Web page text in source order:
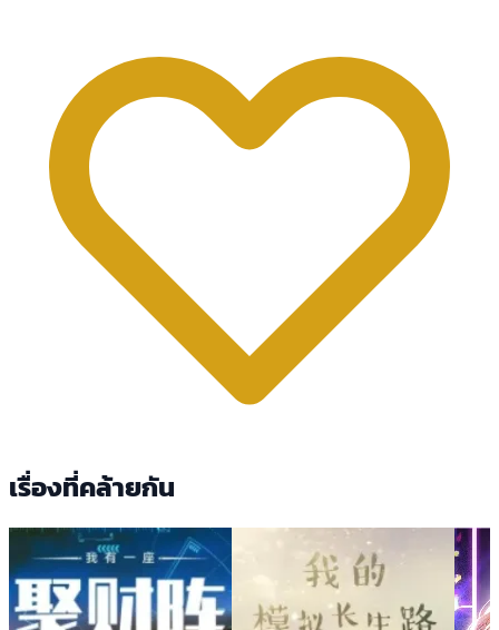
เรื่องที่คล้ายกัน